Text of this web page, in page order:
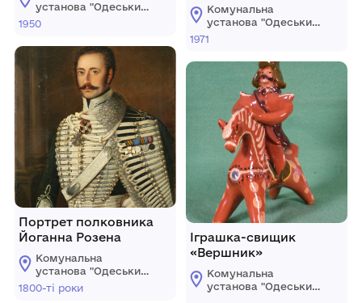
установа "Одеський
національний
1950
Портрет полковника
Йоганна Розена
Комунальна
установа "Одеський
національний
художній музей"
1800-ті роки
1943 р.»
Комунальна
установа "Одеський
національний
1971
Іграшка-свищик
«Вершник»
Комунальна
установа "Одеський